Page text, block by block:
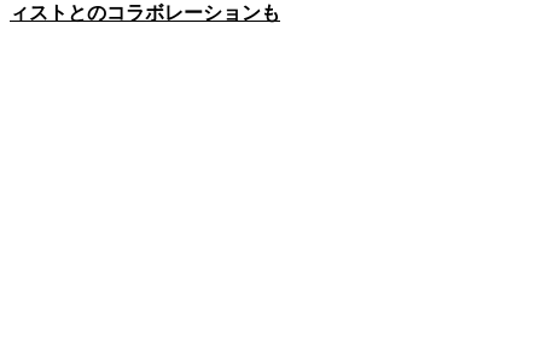
ィストとのコラボレーションも